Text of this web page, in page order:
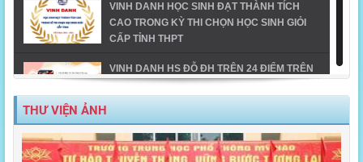
VINH DANH HỌC SINH ĐẠT THÀNH TÍCH
CAO TRONG KỲ THI CHỌN HỌC SINH GIỎI
CẤP TỈNH THPT
VINH DANH HS ĐỖ ĐH TRÊN 24 ĐIỂM TRÊN
ĐỊA BÀN TX MỸ HÀO-NĂM 2023
MỸ HÀO VINH DANH HỌC SINH GIỎI CẤP
TỈNH NĂM HỌC 2023-2024
THƯ VIỆN ẢNH